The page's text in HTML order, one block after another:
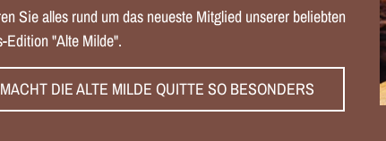
Sie alles rund um das neueste Mitglied unserer beliebten
Edition "Alte Milde".
DIE ALTE MILDE QUITTE SO BESONDERS